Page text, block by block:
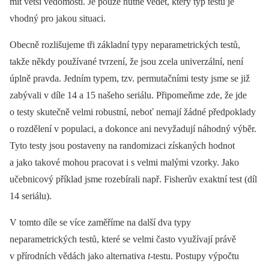
vhodný pro jakou situaci.
Obecně rozlišujeme tři základní typy neparametrických testů,
takže někdy používané tvrzení, že jsou zcela univerzální, není
úplně pravda. Jedním typem, tzv. permutačními testy jsme se již
zabývali v díle 14 a 15 našeho seriálu. Připomeňme zde, že jde
o testy skutečně velmi robustní, neboť nemají žádné předpoklady
o rozdělení v populaci, a dokonce ani nevyžadují náhodný výběr.
Tyto testy jsou postaveny na randomizaci získaných hodnot
a jako takové mohou pracovat i s velmi malými vzorky. Jako
učebnicový příklad jsme rozebírali např. Fisherův exaktní test (díl
14 seriálu).
V tomto díle se více zaměříme na další dva typy
neparametrických testů, které se velmi často využívají právě
v přírodních vědách jako alternativa t‑testu. Postupy výpočtu